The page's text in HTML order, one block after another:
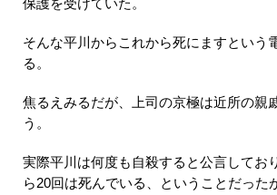
保護を受けていた。
そんな平川からこれから死にますという
る。
焦るえみるだが、上司の京極は近所の親
う。
実際平川は何度も自殺すると公言してお
ら20回は死んでいる、ということだった